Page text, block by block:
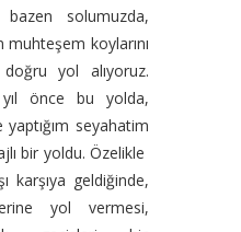
bazen solumuzda,
muhteşem koylarını
yol alıyoruz.
yıl önce bu yolda,
seyahatim
bir yoldu. Özelikle
karşıya geldiğinde,
yol vermesi,